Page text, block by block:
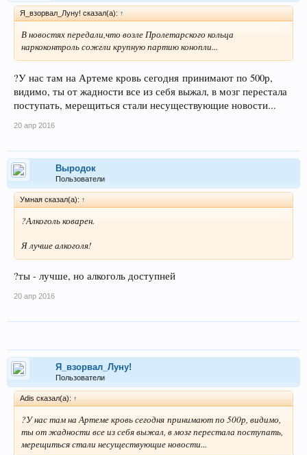
Я_взорвал_Луну! сказал(а): ↑
В новостях передали,что возле Пролетарского кольца
наркоконтроль сожгли крупную партию конопли...
?У нас там на Артеме кровь сегодня принимают по 500р,
видимо, ты от жадности все из себя выжал, в мозг перестала
поступать, мерещиться стали несуществующие новости...
20 апр 2016
Выродок
Пользователи
Умная сказал(а): ↑
?Алкоголь коварен.
Я лучше алкоголя!
?ты - лучше, но алкоголь доступней
20 апр 2016
Я_взорвал_Луну!
Пользователи
Adis сказал(а): ↑
?У нас там на Артеме кровь сегодня принимают по 500р, видимо,
ты от жадности все из себя выжал, в мозг перестала поступать,
мерещиться стали несуществующие новости...